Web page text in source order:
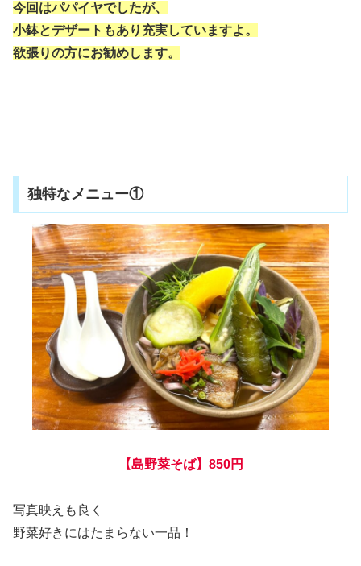
今回はパパイヤでしたが、
小鉢とデザートもあり充実していますよ。
欲張りの方にお勧めします。
独特なメニュー①
【島野菜そば】850円
写真映えも良く
野菜好きにはたまらない一品！